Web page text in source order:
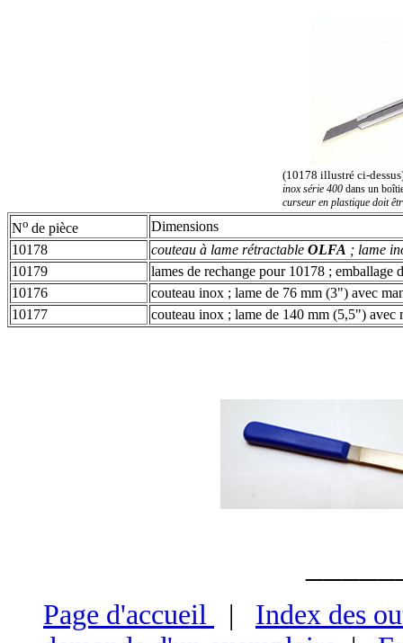
(10178 illustré ci-
inox série 400 dans un
curseur en plastique doit
No de pièce
Dimensions
10178
couteau à lame rétractable OLFA ; lame
10179
lames de rechange pour 10178 ; emballage
10176
couteau inox ; lame de 76 mm (3") avec
10177
couteau inox ; lame de 140 mm (5,5") avec
Page d'accueil | Index des